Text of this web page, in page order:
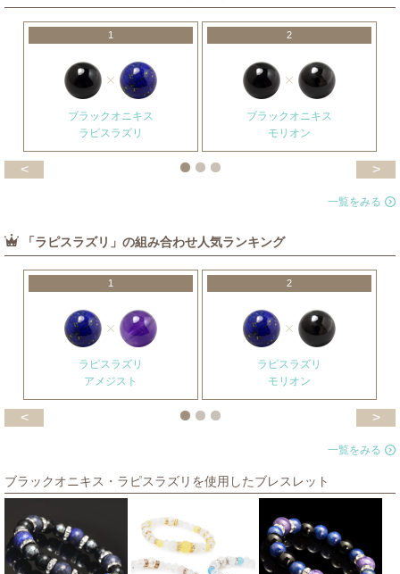
1
ブラックオニキス
ラピスラズリ
2
ブラックオニキス
モリオン
< >
一覧をみる
「ラピスラズリ」の組み合わせ人気ランキング
1
ラピスラズリ
アメジスト
2
ラピスラズリ
モリオン
< >
一覧をみる
ブラックオニキス・ラピスラズリを使用したブレスレット